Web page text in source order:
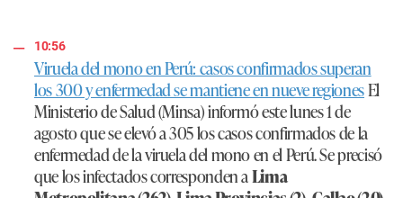
10:56
Viruela del mono en Perú: casos confirmados superan
los 300 y enfermedad se mantiene en nueve regionesEl
Ministerio de Salud (Minsa) informó este lunes 1 de
agosto que se elevó a 305 los casos confirmados de la
enfermedad de la viruela del mono en el Perú. Se precisó
que los infectados corresponden aLima